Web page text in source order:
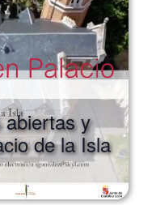
y
de la Isla